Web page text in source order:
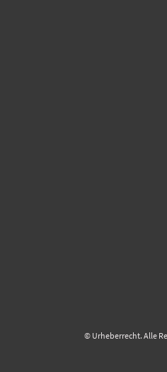
© Urheberrecht. Alle